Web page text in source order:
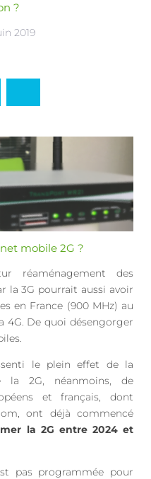
?
2019
mobile 2G ?
réaménagement des
la 3G pourrait aussi avoir
en France (900 MHz) au
4G. De quoi désengorger
le plein effet de la
la 2G, néanmoins, de
et français, dont
ont déjà commencé
la 2G entre 2024 et
pas programmée pour